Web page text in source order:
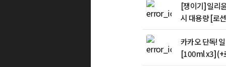
[쟁이기] 일리
시 대용량 [로
카카오 단독!
[100ml x3] (+